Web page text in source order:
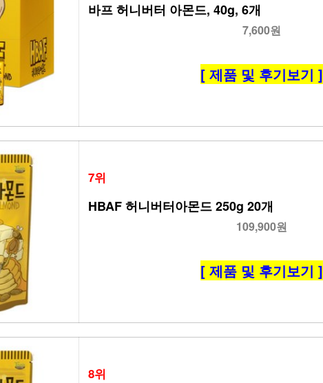
바프 허니버터 아몬드, 40g, 6개
7,600원
[ 제품 및 후기보기 ]
7위
HBAF 허니버터아몬드 250g 20개
109,900원
[ 제품 및 후기보기 ]
8위